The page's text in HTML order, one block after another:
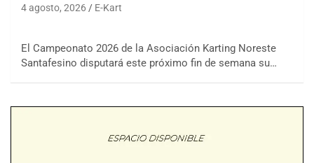
4 agosto, 2026 E-Kart
El Campeonato 2026 de la Asociación Karting Noreste
Santafesino disputará este próximo fin de semana su…